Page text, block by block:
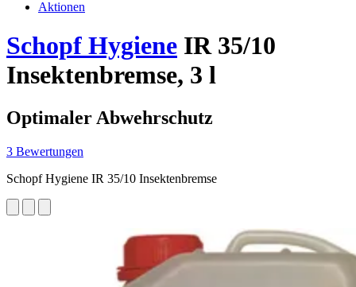
Aktionen
Schopf Hygiene IR 35/10
Insektenbremse, 3 l
Optimaler Abwehrschutz
3 Bewertungen
Schopf Hygiene IR 35/10 Insektenbremse